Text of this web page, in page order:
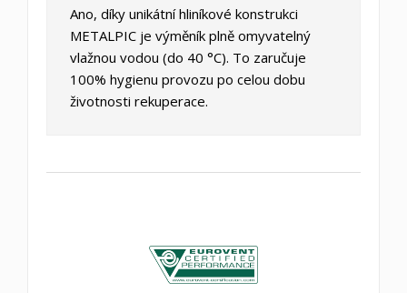
Ano, díky unikátní hliníkové konstrukci
METALPIC je výměník plně omyvatelný
vlažnou vodou (do 40 °C). To zaručuje
100% hygienu provozu po celou dobu
životnosti rekuperace.